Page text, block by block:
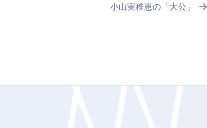
小山実稚恵の「大公」